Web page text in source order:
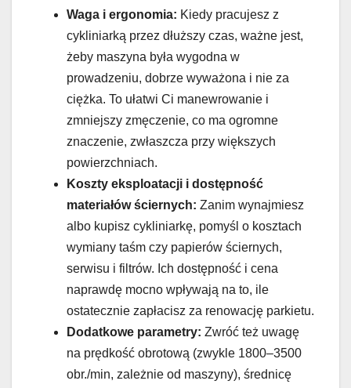
Waga i ergonomia: Kiedy pracujesz z
cykliniarką przez dłuższy czas, ważne jest,
żeby maszyna była wygodna w
prowadzeniu, dobrze wyważona i nie za
ciężka. To ułatwi Ci manewrowanie i
zmniejszy zmęczenie, co ma ogromne
znaczenie, zwłaszcza przy większych
powierzchniach.
Koszty eksploatacji i dostępność
materiałów ściernych: Zanim wynajmiesz
albo kupisz cykliniarkę, pomyśl o kosztach
wymiany taśm czy papierów ściernych,
serwisu i filtrów. Ich dostępność i cena
naprawdę mocno wpływają na to, ile
ostatecznie zapłacisz za renowację parkietu.
Dodatkowe parametry: Zwróć też uwagę
na prędkość obrotową (zwykle 1800–3500
obr./min, zależnie od maszyny), średnicę